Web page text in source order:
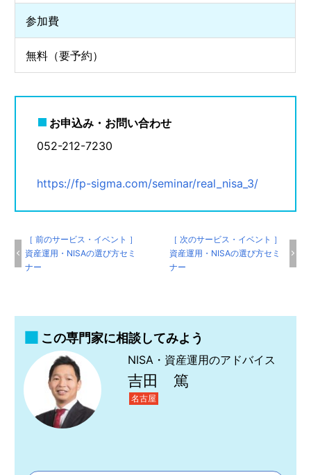
参加費
無料（要予約）
お申込み・お問い合わせ
052-212-7230
https://fp-sigma.com/seminar/real_nisa_3/
［ 前のサービス・イベント ］
資産運用・NISAの選び方セミ
ナー
［ 次のサービス・イベント ］
資産運用・NISAの選び方セミ
ナー
この専門家に相談してみよう
NISA・資産運用のアドバイス
吉田 篤
名古屋